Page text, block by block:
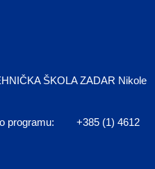
ŠKOLA ZADAR Nikole
+385 (1) 4612